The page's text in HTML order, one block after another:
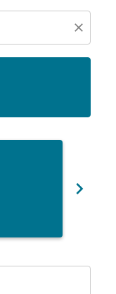
close
chevron_right